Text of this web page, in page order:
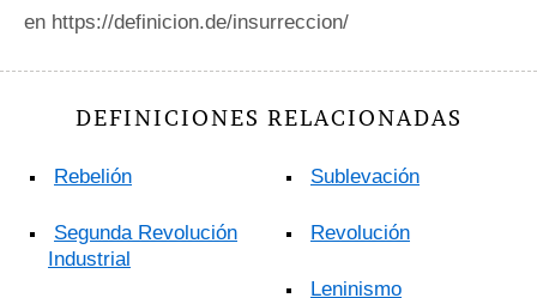
en https://definicion.de/insurreccion/
DEFINICIONES RELACIONADAS
Rebelión
Segunda Revolución
Industrial
Sublevación
Revolución
Leninismo